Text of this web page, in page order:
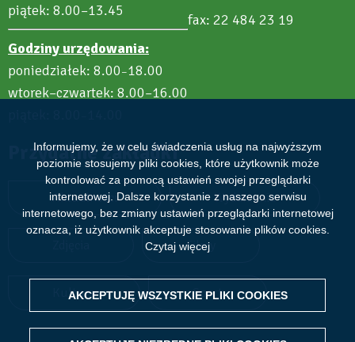
Informujemy, że w celu świadczenia usług na najwyższym
poziomie stosujemy pliki cookies, które użytkownik może
kontrolować za pomocą ustawień swojej przeglądarki
internetowej. Dalsze korzystanie z naszego serwisu
internetowego, bez zmiany ustawień przeglądarki internetowej
oznacza, iż użytkownik akceptuje stosowanie plików cookies.
Czytaj więcej
AKCEPTUJĘ WSZYSTKIE PLIKI COOKIES
WITHDRAW CONSENT
piątek: 8.00–13.45
Godziny urzędowania:
poniedziałek: 8.00–18.00
wtorek–czwartek: 8.00–16.00
fax: 22 484 23 19
Przydatne zakładki
Aktualności Wydarzenia
Filmy
Kultura Sport